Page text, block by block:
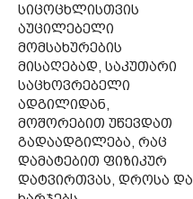
სიცოცხლისთვის
აუცილებელი
მომსახურების
მისაღებად, საკუთარი
საცხოვრებელი
ადგილიდან,
მოშორებით უწევდათ
გადაადგილება, რაც
დამატებით ფიზიკურ
დატვირთვას, დროსა და